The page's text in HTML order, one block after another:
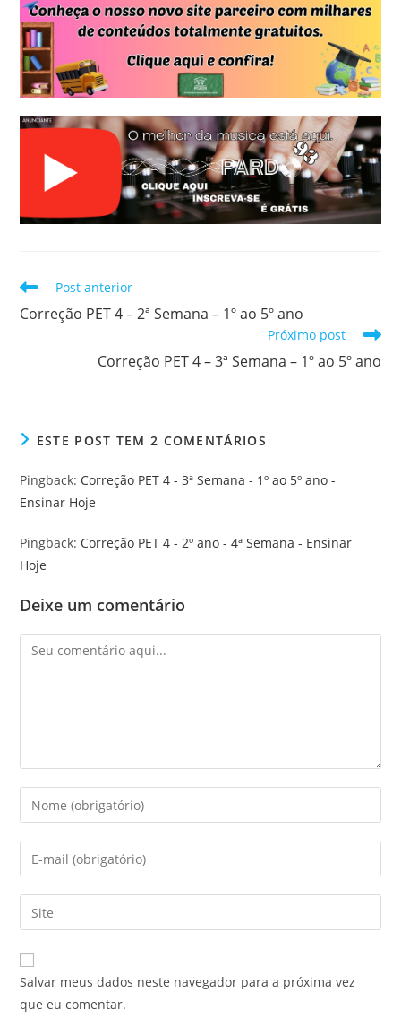
o
k
p
p
e
s
t
a a
i
l
Leia
artigos
Post anterior
Correção PET 4 – 2ª Semana – 1º ao 5º ano
Próximo post
Correção PET 4 – 3ª Semana – 1º ao 5º ano
ESTE POST TEM 2 COMENTÁRIOS
Pingback: Correção PET 4 - 3ª Semana - 1º ao 5º ano -
Ensinar Hoje
Pingback: Correção PET 4 - 2º ano - 4ª Semana - Ensinar
Hoje
Deixe um comentário
Comentário
Digite
seu
nome
ou
de
usuário
para
comentar
Digite
seu
endereço
de
mail
para
comentar
Digite
o
URL
do
site
Salvar meus dados neste navegador para a próxima vez
que eu comentar.